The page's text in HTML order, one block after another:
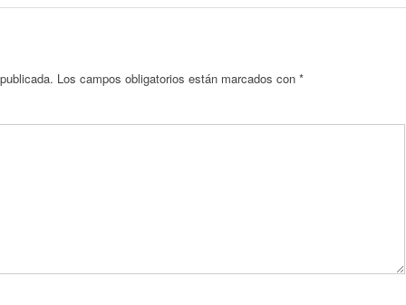
Los campos obligatorios están marcados con *